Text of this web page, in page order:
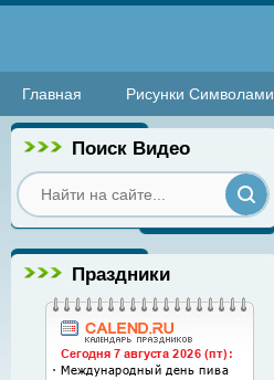
Главная Рисунки Символами
Поиск Видео
Праздники